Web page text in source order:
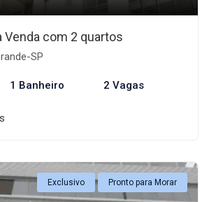
Venda com 2 quartos
SP
1 Banheiro 2 Vagas
Exclusivo Pronto para Morar